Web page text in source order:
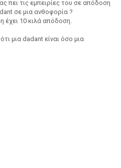
πει τις εμπειρίες του σε απόδοση
σε μια ανθοφορία ?
έχει 10 κιλά απόδοση.
μια dadant είναι όσο μια